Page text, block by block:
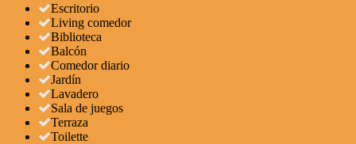
Escritorio
Living comedor
Biblioteca
Balcón
Comedor diario
Jardín
Lavadero
Sala de juegos
Terraza
Toilette